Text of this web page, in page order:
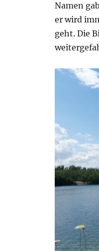
Namen
er wird
geht. Die